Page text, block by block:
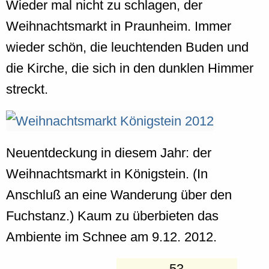
Wieder mal nicht zu schlagen, der
Weihnachtsmarkt in Praunheim. Immer
wieder schön, die leuchtenden Buden und
die Kirche, die sich in den dunklen Himmer
streckt.
Neuentdeckung in diesem Jahr: der
Weihnachtsmarkt in Königstein. (In
Anschluß an eine Wanderung über den
Fuchstanz.) Kaum zu überbieten das
Ambiente im Schnee am 9.12. 2012.